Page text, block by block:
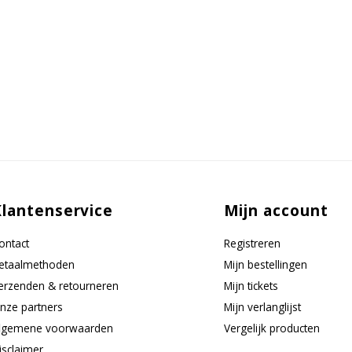
& retourneren
partners
voorwaarden
Mijn account
Registreren
Mijn bestellingen
Mijn tickets
Mijn verlanglijst
Vergelijk producten